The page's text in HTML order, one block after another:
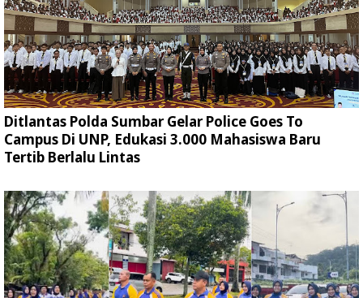
Ditlantas Polda Sumbar Gelar Police Goes To
Campus Di UNP, Edukasi 3.000 Mahasiswa Baru
Tertib Berlalu Lintas